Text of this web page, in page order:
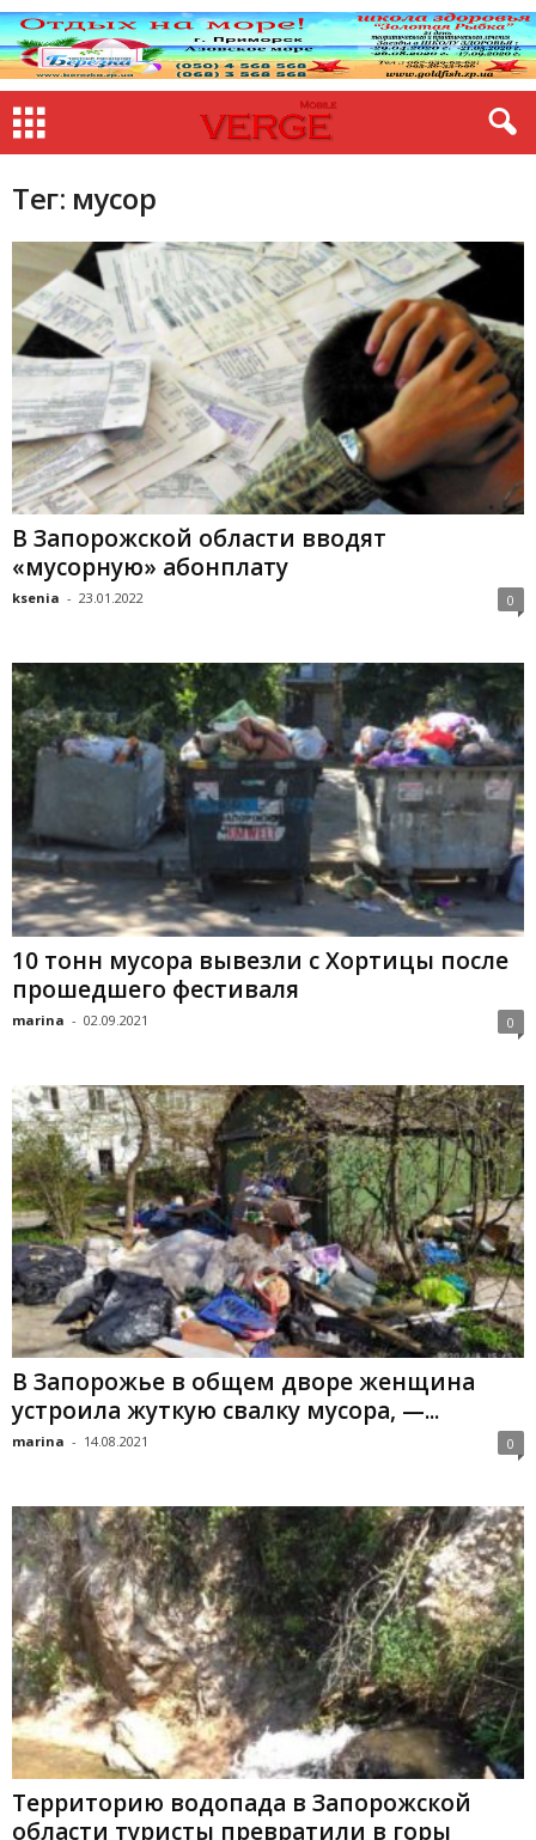
Тег: мусор
В Запорожской области вводят
«мусорную» абонплату
ksenia - 23.01.2022 0
10 тонн мусора вывезли с Хортицы после
прошедшего фестиваля
marina - 02.09.2021 0
В Запорожье в общем дворе женщина
устроила жуткую свалку мусора, —...
marina - 14.08.2021 0
Территорию водопада в Запорожской
области туристы превратили в горы